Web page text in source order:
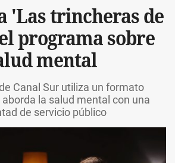
'Las trincheras de
programa sobre
mental
Canal Sur utiliza un formato
la salud mental con una
de servicio público